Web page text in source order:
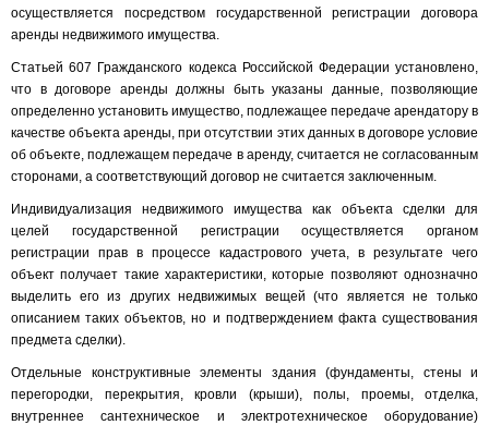
осуществляется посредством государственной регистрации договора
аренды недвижимого имущества.
Статьей 607 Гражданского кодекса Российской Федерации установлено,
что в договоре аренды должны быть указаны данные, позволяющие
определенно установить имущество, подлежащее передаче арендатору в
качестве объекта аренды, при отсутствии этих данных в договоре условие
об объекте, подлежащем передаче в аренду, считается не согласованным
сторонами, а соответствующий договор не считается заключенным.
Индивидуализация недвижимого имущества как объекта сделки для
целей государственной регистрации осуществляется органом
регистрации прав в процессе кадастрового учета, в результате чего
объект получает такие характеристики, которые позволяют однозначно
выделить его из других недвижимых вещей (что является не только
описанием таких объектов, но и подтверждением факта существования
предмета сделки).
Отдельные конструктивные элементы здания (фундаменты, стены и
перегородки, перекрытия, кровли (крыши), полы, проемы, отделка,
внутреннее сантехническое и электротехническое оборудование)